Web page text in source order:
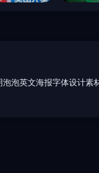
泡英文海报字体设计素